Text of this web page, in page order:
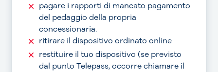
pagare i rapporti di mancato pagamento
del pedaggio della propria
concessionaria.
ritirare il dispositivo ordinato online
restituire il tuo dispositivo (se previsto
dal punto Telepass, occorre chiamare il